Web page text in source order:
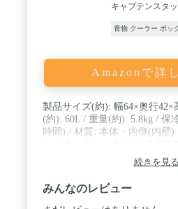
キャプテンスタ
青物 クーラー ボッ
Amazonで詳
製品サイズ(約): 幅64×奥行42×
(約): 60L / 重量(約): 5.8kg / 保
時間) / 材質: 本体・内側(内壁)
エチレン、断熱材/発泡スチロ
続きを見る
みんなのレビュー